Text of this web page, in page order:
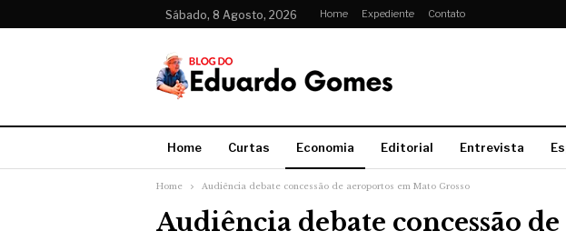
Sábado, 8 Agosto, 2026 Home Expediente Contato
Home Curtas Economia Editorial Entrevista
Home Audiência debate concessão de aeroportos em Mato Grosso
Audiência debate concessão